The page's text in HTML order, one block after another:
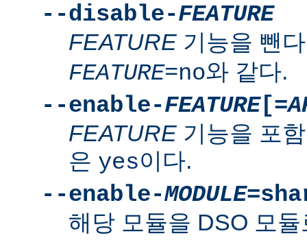
--disable-FEATURE
FEATURE 기능을 뺀
FEATURE=no와 같다.
--enable-FEATURE[=
FEATURE 기능을 포
은 yes이다.
--enable-MODULE
해당 모듈을 DSO 모